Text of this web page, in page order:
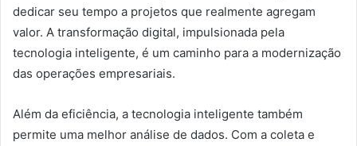
dedicar seu tempo a projetos que realmente agregam
valor. A transformação digital, impulsionada pela
tecnologia inteligente, é um caminho para a modernização
das operações empresariais.
Além da eficiência, a tecnologia inteligente também
permite uma melhor análise de dados. Com a coleta e